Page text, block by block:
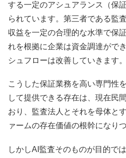
する一定のアシュアランス（保
られています。第三者である監
収益を一定の合理的な水準で保
れを根拠に企業は資金調達がで
シュフローは改善していきます。
こうした保証業務を高い専門性
して提供できる存在は、現在民
おり、監査法人とそれを母体と
ァームの存在価値の根幹になり
しかしAI監査そのものが目的で